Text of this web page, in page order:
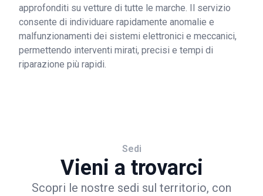
approfonditi su vetture di tutte le marche. Il servizio
consente di individuare rapidamente anomalie e
malfunzionamenti dei sistemi elettronici e meccanici,
permettendo interventi mirati, precisi e tempi di
riparazione più rapidi.
Sedi
Vieni a trovarci
Scopri le nostre sedi sul territorio, con